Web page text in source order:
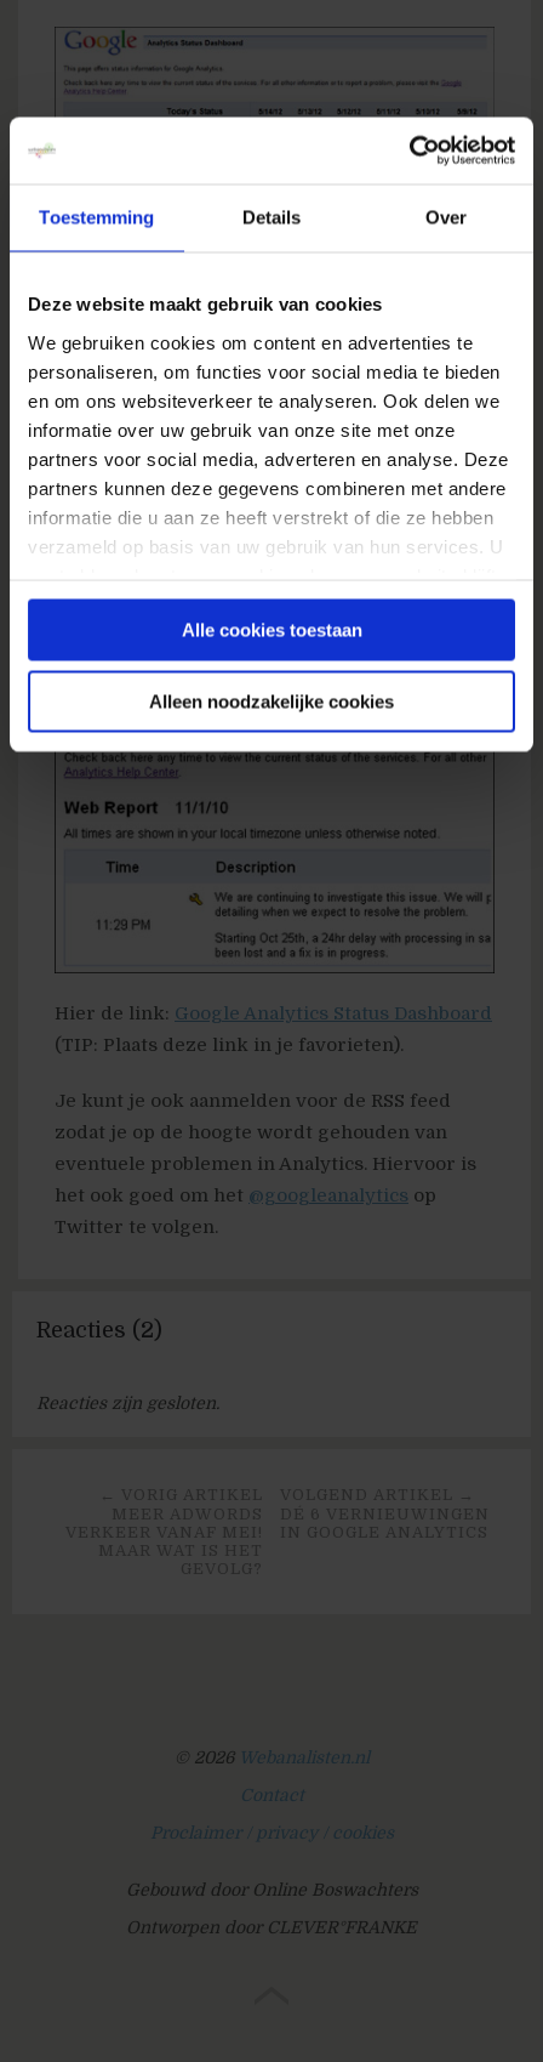
Toestemming Details Over
Deze website maakt gebruik van cookies
We gebruiken cookies om content en advertenties te
personaliseren, om functies voor social media te bieden
en om ons websiteverkeer te analyseren. Ook delen we
informatie over uw gebruik van onze site met onze
partners voor social media, adverteren en analyse. Deze
partners kunnen deze gegevens combineren met andere
informatie die u aan ze heeft verstrekt of die ze hebben
verzameld op basis van uw gebruik van hun services. U
gebruiken.
Alle cookies toestaan
Alleen noodzakelijke cookies
een analyse uitvoert over de afgelopen dag(en).
Stel dat de data niet correct of onvolledig zijn
verwerkt, dan trek je mogelijkerwijs foutieve
conclusies. En wat te denken van iedereen die
op de eerste dag van de maand ijverig start
met het bijwerken van de rapportages en
dashboards? Vanaf nu altijd eerst even het
Status Dashboard openen zodat je zeker weet
dat alle data van de afgelopen maand zijn
Hier de link: Google Analytics Status Dashboard
(TIP: Plaats deze link in je favorieten).
Je kunt je ook aanmelden voor de RSS feed
zodat je op de hoogte wordt gehouden van
eventuele problemen in Analytics. Hiervoor is
het ook goed om het @googleanalytics op
Twitter te volgen.
Reacties (2)
Reacties zijn gesloten.
VOLGEND ARTIKEL →
DÉ 6 VERNIEUWINGEN
IN GOOGLE ANALYTICS
← VORIG ARTIKEL
MEER ADWORDS
VERKEER VANAF MEI!
MAAR WAT IS HET
GEVOLG?
© 2026 Webanalisten.nl
Contact
Proclaimer / privacy / cookies
Gebouwd door Online Boswachters
Ontworpen door CLEVER°FRANKE